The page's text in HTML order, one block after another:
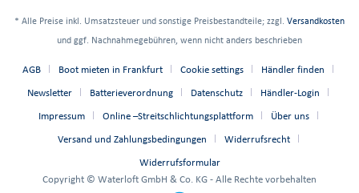
* Alle Preise inkl. Umsatzsteuer und sonstige Preisbestandteile; zzgl. Versandkosten
und ggf. Nachnahmegebühren, wenn nicht anders beschrieben
AGB Boot mieten in Frankfurt Cookie settings Händler finden
Newsletter Batterieverordnung Datenschutz Händler-Login
Impressum Online –Streitschlichtungsplattform Über uns
Versand und Zahlungsbedingungen Widerrufsrecht
Widerrufsformular
Copyright © Waterloft GmbH & Co. KG - Alle Rechte vorbehalten